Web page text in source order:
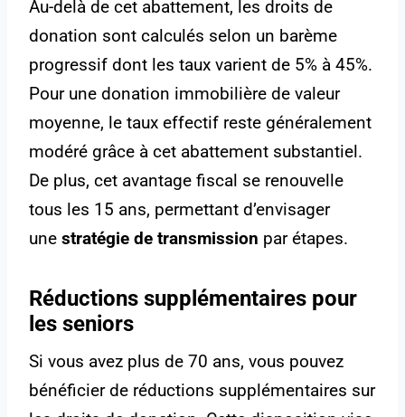
Au-delà de cet abattement, les droits de
donation sont calculés selon un barème
progressif dont les taux varient de 5% à 45%.
Pour une donation immobilière de valeur
moyenne, le taux effectif reste généralement
modéré grâce à cet abattement substantiel.
De plus, cet avantage fiscal se renouvelle
tous les 15 ans, permettant d’envisager
une stratégie de transmission par étapes.
Réductions supplémentaires pour
les seniors
Si vous avez plus de 70 ans, vous pouvez
bénéficier de réductions supplémentaires sur